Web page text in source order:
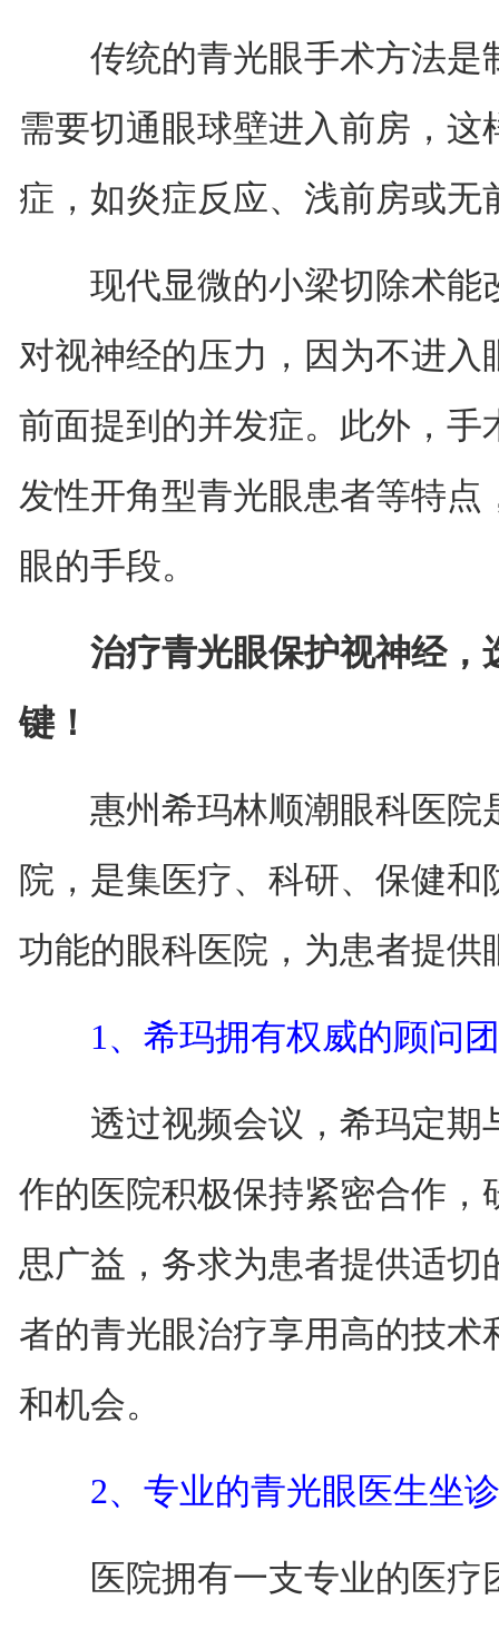
传统的青光眼手术方法是
需要切通眼球壁进入前房，
症，如炎症反应、浅前房或无
现代显微的小梁切除术能
对视神经的压力，因为不进
前面提到的并发症。此外，
发性开角型青光眼患者等特
眼的手段。
治疗青光眼保护视神经，
键！
惠州希玛林顺潮眼科医院
院，是集医疗、科研、保健
功能的眼科医院，为患者提
1、希玛拥有权威的顾问团
透过视频会议，希玛定期
作的医院积极保持紧密合作
思广益，务求为患者提供适
者的青光眼治疗享用高的技
和机会。
2、专业的青光眼医生坐
医院拥有一支专业的医疗